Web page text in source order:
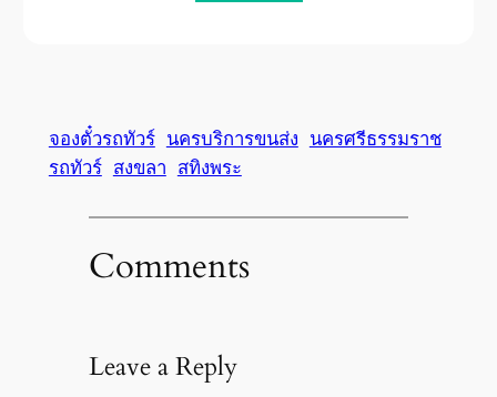
จองตั๋วรถทัวร์ นครบริการขนส่ง นครศรีธรรมราช
รถทัวร์ สงขลา สทิงพระ
Comments
Leave a Reply